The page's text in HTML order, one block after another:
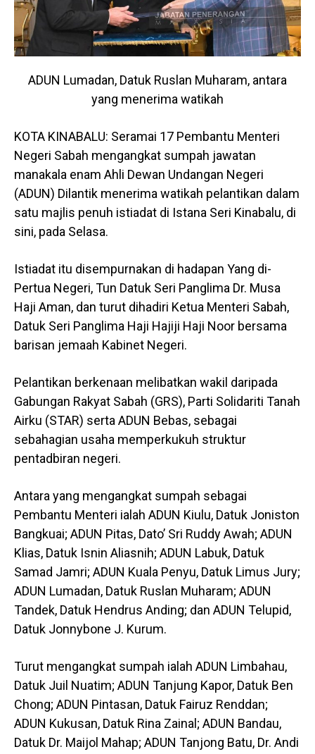
ADUN Lumadan, Datuk Ruslan Muharam, antara
yang menerima watikah
KOTA KINABALU: Seramai 17 Pembantu Menteri
Negeri Sabah mengangkat sumpah jawatan
manakala enam Ahli Dewan Undangan Negeri
(ADUN) Dilantik menerima watikah pelantikan dalam
satu majlis penuh istiadat di Istana Seri Kinabalu, di
sini, pada Selasa.
Istiadat itu disempurnakan di hadapan Yang di-
Pertua Negeri, Tun Datuk Seri Panglima Dr. Musa
Haji Aman, dan turut dihadiri Ketua Menteri Sabah,
Datuk Seri Panglima Haji Hajiji Haji Noor bersama
barisan jemaah Kabinet Negeri.
Pelantikan berkenaan melibatkan wakil daripada
Gabungan Rakyat Sabah (GRS), Parti Solidariti Tanah
Airku (STAR) serta ADUN Bebas, sebagai
sebahagian usaha memperkukuh struktur
pentadbiran negeri.
Antara yang mengangkat sumpah sebagai
Pembantu Menteri ialah ADUN Kiulu, Datuk Joniston
Bangkuai; ADUN Pitas, Dato’ Sri Ruddy Awah; ADUN
Klias, Datuk Isnin Aliasnih; ADUN Labuk, Datuk
Samad Jamri; ADUN Kuala Penyu, Datuk Limus Jury;
ADUN Lumadan, Datuk Ruslan Muharam; ADUN
Tandek, Datuk Hendrus Anding; dan ADUN Telupid,
Datuk Jonnybone J. Kurum.
Turut mengangkat sumpah ialah ADUN Limbahau,
Datuk Juil Nuatim; ADUN Tanjung Kapor, Datuk Ben
Chong; ADUN Pintasan, Datuk Fairuz Renddan;
ADUN Kukusan, Datuk Rina Zainal; ADUN Bandau,
Datuk Dr. Maijol Mahap; ADUN Tanjong Batu, Dr. Andi